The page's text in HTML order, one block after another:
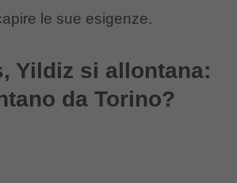
le sue esigenze.
Yildiz si allontana:
da Torino?